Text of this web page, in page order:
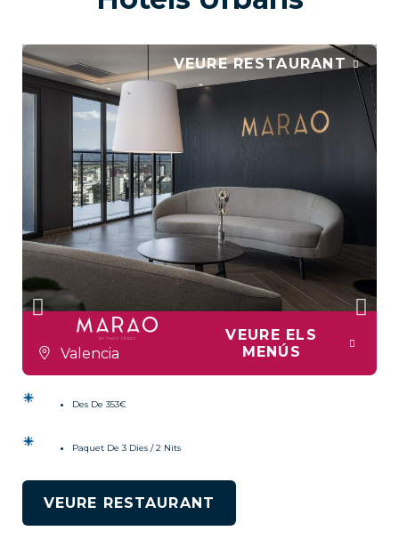
VEURE RESTAURANT
Valencia
VEURE ELS
MENÚS
Des De 353€
Paquet De 3 Dies / 2 Nits
VEURE RESTAURANT